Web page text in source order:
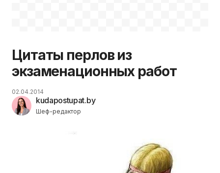
Цитаты перлов из
экзаменационных работ
kudapostupat.by
Шеф-редактор
02.04.2014